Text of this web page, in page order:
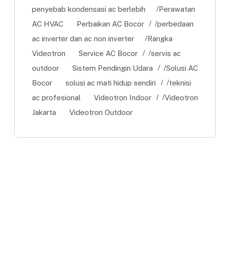
penyebab kondensasi ac berlebih
Perawatan
AC HVAC
Perbaikan AC Bocor
perbedaan
ac inverter dan ac non inverter
Rangka
Videotron
Service AC Bocor
servis ac
outdoor
Sistem Pendingin Udara
Solusi AC
Bocor
solusi ac mati hidup sendiri
teknisi
ac profesional
Videotron Indoor
Videotron
Jakarta
Videotron Outdoor